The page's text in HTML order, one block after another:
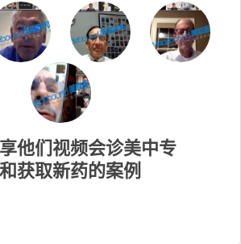
他们视频会诊美中专
获取新药的案例